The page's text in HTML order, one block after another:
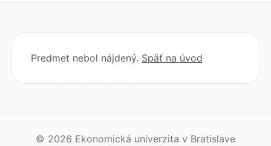
Predmet nebol nájdený. Späť na úvod
© 2026 Ekonomická univerzita v Bratislave